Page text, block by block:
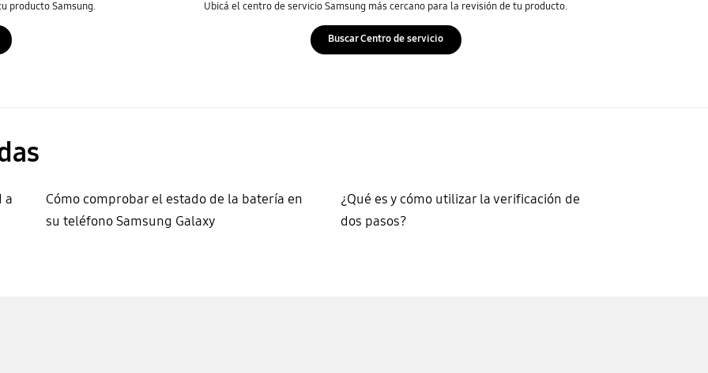
producto Samsung. Ubicá el centro de servicio Samsung más cercano para la revisión de tu producto.
Buscar Centro de servicio
a
Cómo comprobar el estado de la batería en
su teléfono Samsung Galaxy
¿Qué es y cómo utilizar la verificación de
dos pasos?